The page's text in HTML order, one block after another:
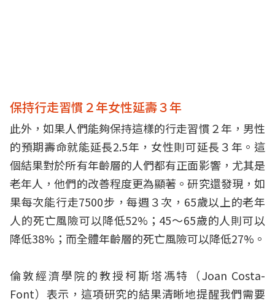
保持行走習慣２年女性延壽３年
此外，如果人們能夠保持這樣的行走習慣２年，男性
的預期壽命就能延長2.5年，女性則可延長３年。這
個結果對於所有年齡層的人們都有正面影響，尤其是
老年人，他們的改善程度更為顯著。研究還發現，如
果每次能行走7500步，每週３次，65歲以上的老年
人的死亡風險可以降低52%；45～65歲的人則可以
降低38%；而全體年齡層的死亡風險可以降低27%。
倫敦經濟學院的教授柯斯塔馮特（Joan Costa-
Font）表示，這項研究的結果清晰地提醒我們需要